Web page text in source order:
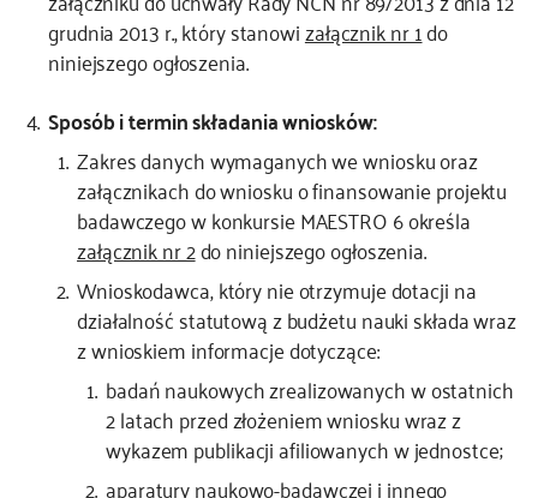
grudnia 2013 r., który stanowizałącznik nr 1do
niniejszego ogłoszenia.
Sposób i termin składania wniosków:
Zakres danych wymaganych we wniosku oraz
załącznikach do wniosku o finansowanie projektu
badawczego w konkursie MAESTRO 6 określa
załącznik nr 2do niniejszego ogłoszenia.
Wnioskodawca, który nie otrzymuje dotacji na
działalność statutową z budżetu nauki składa wraz
z wnioskiem informacje dotyczące:
badań naukowych zrealizowanych w ostatnich
2 latach przed złożeniem wniosku wraz z
wykazem publikacji afiliowanych w jednostce;
aparatury naukowo-badawczej i innego